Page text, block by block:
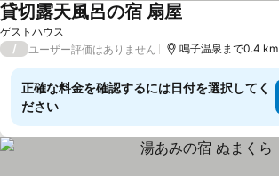
ゲストハウス
貸切露天風呂の宿 扇屋
/ ユーザー評価はありません 鳴子温泉まで0.4 km
正確な料金を確認するには日付を選択してく
ださい